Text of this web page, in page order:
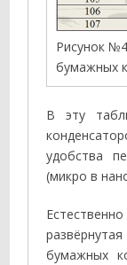
Рисунок
бумажных
В эту
удобства
(микро в
бумажных